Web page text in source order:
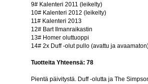
9# Kalenteri 2011 (leikelty)
10# Kalenteri 2012 (leikelty)
11# Kalenteri 2013
12# Bart Ilmanraikastin
13# Homer oluttuoppi
14# 2x Duff -olut pullo (avattu ja
Tuotteita Yhteensä: 78
Pientä päivitystä. Duff -olutta ja The